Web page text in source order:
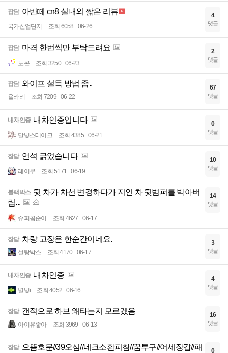
잡담 아반떼 cn8 실내외 짧은 리뷰
국가산업단지 조회 6058 06-26
4
댓글
잡담 마격 한번씩만 부탁드려요
노콘 조회 3250 06-23
2
댓글
잡담 와이프 설득 방법 좀..
욜라리 조회 7209 06-22
67
댓글
내차인증 내차인증입니다
달빛스테이크 조회 4385 06-21
0
댓글
잡담 연석 긁었습니다
레이무 조회 5171 06-19
10
댓글
블랙박스 뒷 차가 차선 변경하다가 지인 차 뒷범퍼를 박아버
림...
슈퍼곰순이 조회 4627 06-17
14
댓글
잡담 차량 고장은 한순간이네요.
설탕박스 조회 4170 06-17
3
댓글
내차인증 내차인증
별빛i 조회 4052 06-16
4
댓글
잡담 갠적으로 하브 왜타는지 모르겠음
아이유좋아 조회 3969 06-13
16
댓글
잡담 으뜸호문//39오심//네크소환피참//꿈투구//어세장갑//패
0